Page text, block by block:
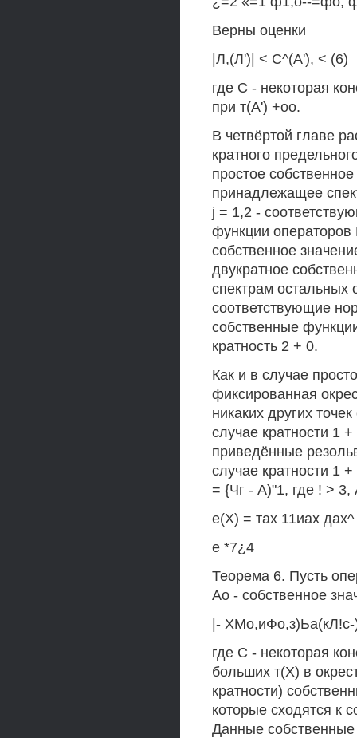
Верны оценки
|Л,(Л')| < С^(А'), < (6)
где С - некоторая
при т(А') +оо.
В четвёртой главе
кратного
простое
принадлежащее
j = 1,2 -
функции операторов
собственное
двукратное
спектрам остальных
соответствующие
собственные
кратность 2 + 0.
Как и в случае
фиксированная
никаких других
случае кратности 1
приведённые
случае кратности 1
= {Чг - А)"1, где ! >
е(Х) = тах 11иах
е *7¿4
Теорема 6. Пусть
Ао - собственное
|-
где С - некоторая
больших т(Х) в
кратности)
которые сходятся к
Данные